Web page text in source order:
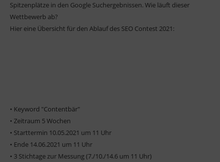
Spitzenplätze in den Google Suchergebnissen. Wie läuft dieser
Wettbewerb ab?
Hier eine Übersicht für den Ablauf des SEO Contest 2021:
• Keyword "Contentbär"
• Zeitraum 5 Wochen
• Starttermin 10.05.2021 um 11 Uhr
• Ende 14.06.2021 um 11 Uhr
• 3 Stichtage zur Messung (7./10./14.6 um 11 Uhr)